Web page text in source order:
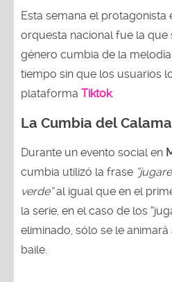
Esta semana el protagonista
orquesta nacional fue la que
género cumbia de la
tiempo sin que los usuarios
plataforma Tiktok.
La Cumbia del
Durante un evento social en
cumbia utilizó la frase
verde”al igual que en el
la serie, en el caso de los
eliminado, sólo se le
baile.